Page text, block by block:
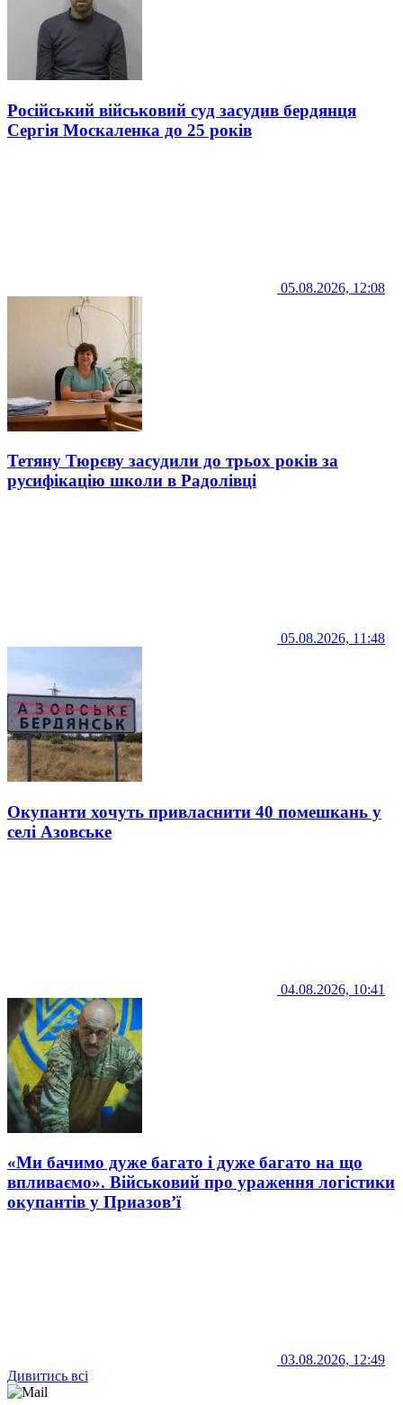
Російський військовий суд засудив бердянця
Сергія Москаленка до 25 років
05.08.2026, 12:08
Тетяну Тюрєву засудили до трьох років за
русифікацію школи в Радолівці
05.08.2026, 11:48
Окупанти хочуть привласнити 40 помешкань у
селі Азовське
04.08.2026, 10:41
«Ми бачимо дуже багато і дуже багато на що
впливаємо». Військовий про ураження логістики
окупантів у Приазов’ї
03.08.2026, 12:49
Дивитись всі